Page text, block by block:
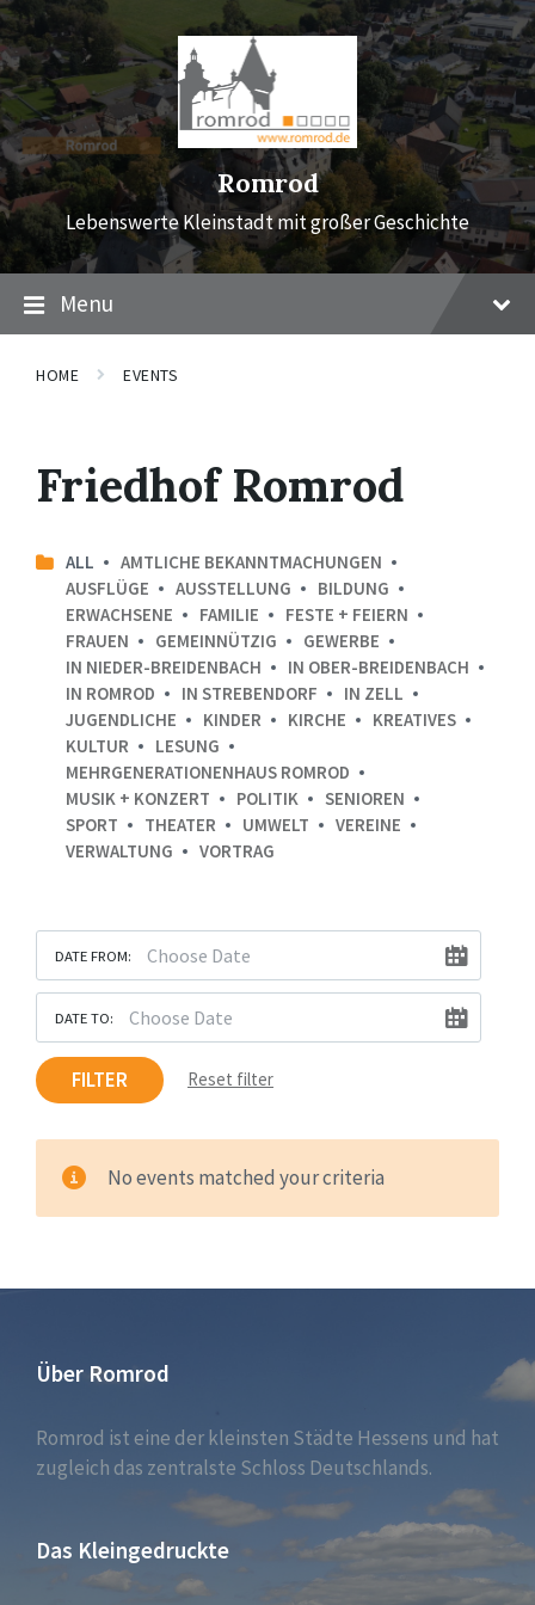
Skip
to
content
Skip
to
main
navigation
Skip
to
footer
Romrod
Lebenswerte Kleinstadt mit großer Geschichte
Menu
HOME EVENTS
Friedhof Romrod
ALL
AMTLICHE BEKANNTMACHUNGEN
AUSFLÜGE
AUSSTELLUNG
BILDUNG
ERWACHSENE
FAMILIE
FESTE + FEIERN
FRAUEN
GEMEINNÜTZIG
GEWERBE
IN NIEDER-BREIDENBACH
IN OBER-BREIDENBACH
IN ROMROD
IN STREBENDORF
IN ZELL
JUGENDLICHE
KINDER KIRCHE
KREATIVES
KULTUR
LESUNG
MEHRGENERATIONENHAUS ROMROD
MUSIK + KONZERT
POLITIK
SENIOREN
SPORT
THEATER UMWELT
VEREINE
VERWALTUNG
VORTRAG
DATE FROM:
DATE TO:
FILTER Reset filter
No events matched your criteria
Über Romrod
Romrod ist eine der kleinsten Städte Hessens und hat
zugleich das zentralste Schloss Deutschlands.
Das Kleingedruckte